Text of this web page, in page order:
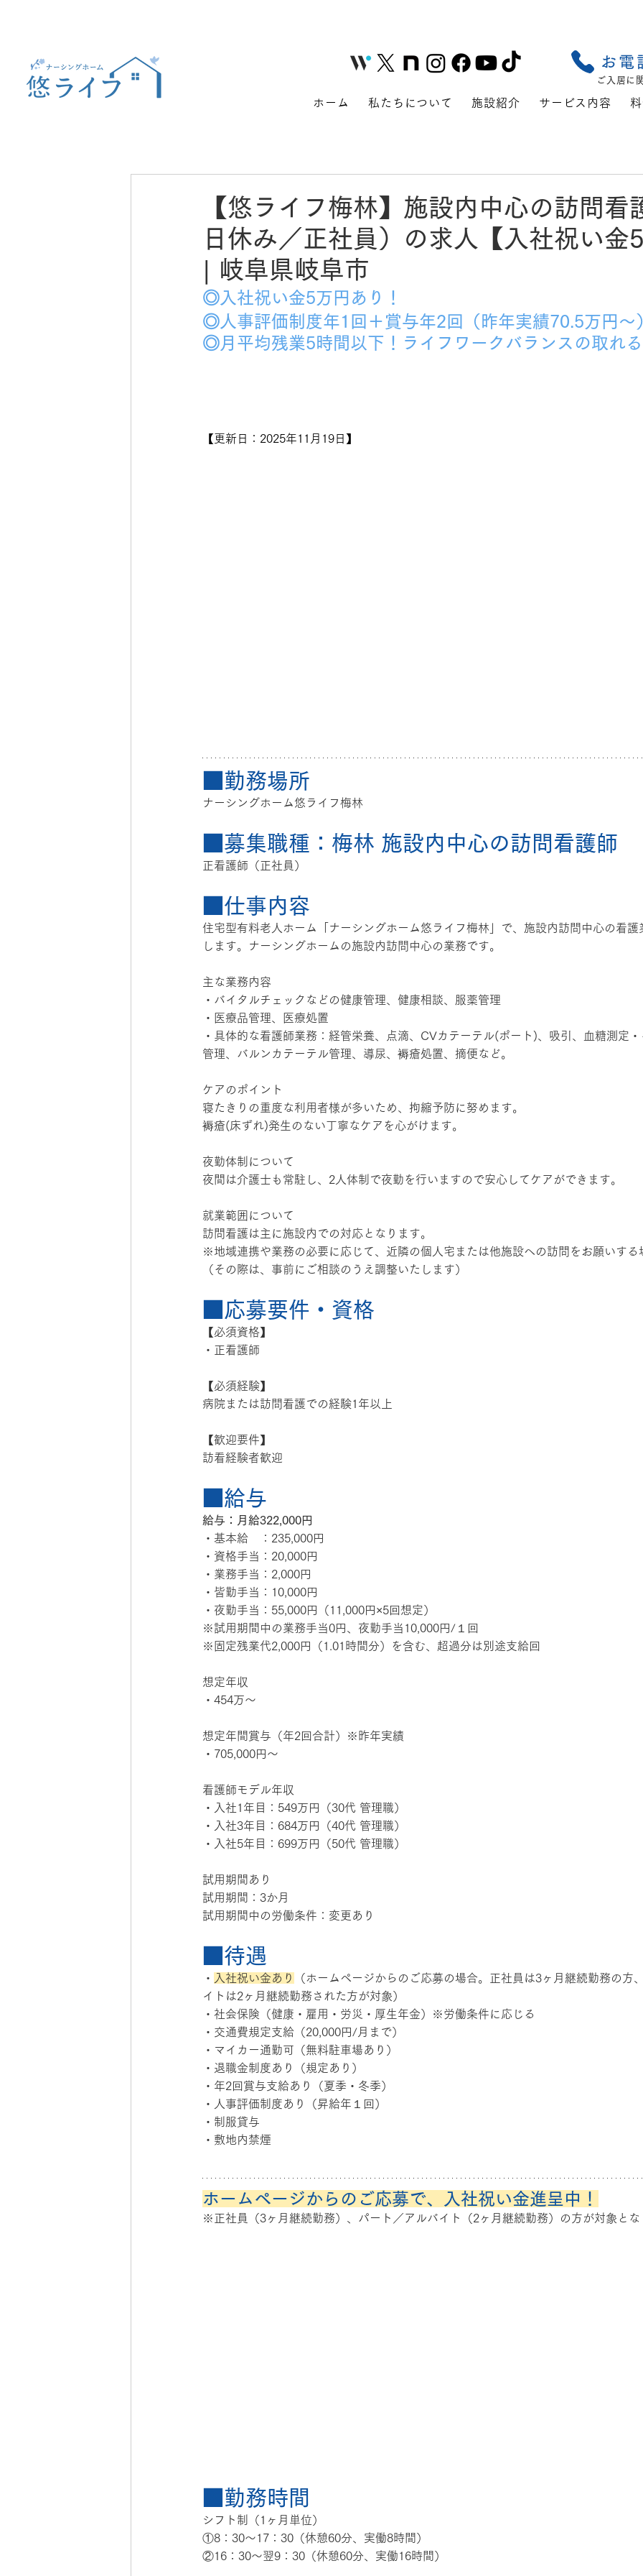
ご入居に
お電
ホーム 私たちについて 施設紹介 サービス内容
【悠ライフ梅林】施設内中心の訪問看
日休み／正社員）の求人【入社祝い金5
| 岐阜県岐阜市
◎入社祝い金5万円あり！
◎人事評価制度年1回＋賞与年2回（昨年実績70.5万円～
◎月平均残業5時間以下！ライフワークバランスの取れる
【更新日：2025年11月19日】
■勤務場所
ナーシングホーム悠ライフ梅林
■募集職種：梅林 施設内中心の訪問看護師
正看護師（正社員）
■仕事内容
住宅型有料老人ホーム「ナーシングホーム悠ライフ梅林」で、施設内訪問中心の看護
します。
ナーシングホームの施設内訪問中心の業務です。
主な業務内容
・バイタルチェックなどの健康管理、健康相談、服薬管理
・医療品管理、医療処置
・具体的な看護師業務：経管栄養、点滴、CVカテーテル(ポート)、吸引、血糖測定
管理、バルンカテーテル管理、導尿、褥瘡処置、摘便など。
ケアのポイント
寝たきりの重度な利用者様が多いため、拘縮予防に努めます。
褥瘡(床ずれ)発生のない丁寧なケアを心がけます。
夜勤体制について
夜間は介護士も常駐し、2人体制で夜勤を行いますので安心してケアができます。
就業範囲について
訪問看護は主に施設内での対応となります。
※地域連携や業務の必要に応じて、近隣の個人宅または他施設への訪問をお願いする
（その際は、事前にご相談のうえ調整いたします）
■応募要件・資格
【必須資格】
・正看護師
【必須経験】
病院または訪問看護での経験1年以上
【歓迎要件】
訪看経験者歓迎
■給与
給与：月給322,000円
・基本給　：235,000円
・資格手当：20,000円
・業務手当：2,000円
・皆勤手当：10,000円
・夜勤手当：55,000円（11,000円×5回想定）
※試用期間中の業務手当0円、夜勤手当10,000円/１回
※固定残業代2,000円（1.01時間分）を含む、超過分は別途支給回
想定年収
・454万～
想定年間賞与（年2回合計）※昨年実績
・705,000円～
看護師モデル年収
・入社1年目：549万円（30代 管理職）
・入社3年目：684万円（40代 管理職）
・入社5年目：699万円（50代 管理職）
試用期間あり
試用期間：3か月
試用期間中の労働条件：変更あり
■待遇
・ 入社祝い金あり
（ホームページからのご応募の場合。正社員は3ヶ月継続勤務の方
イトは2ヶ月継続勤務された方が対象）
・社会保険（健康・雇用・労災・厚生年金）※労働条件に応じる
・交通費規定支給（20,000円/月まで）
・マイカー通勤可（無料駐車場あり）
・退職金制度あり（規定あり）
・年2回賞与支給あり（夏季・冬季）
・人事評価制度あり（昇給年１回）
・制服貸与
・敷地内禁煙
ホームページからのご応募で、入社祝い金進呈中！
※正社員（3ヶ月継続勤務）、パート／アルバイト（2ヶ月継続勤務）の方が対象とな
■勤務時間
シフト制（1ヶ月単位）
①8：30〜17：30（休憩60分、実働8時間）
②16：30～翌9：30（休憩60分、実働16時間）